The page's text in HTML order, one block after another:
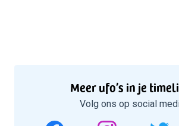
Meer ufo’s in je
Volg ons op social